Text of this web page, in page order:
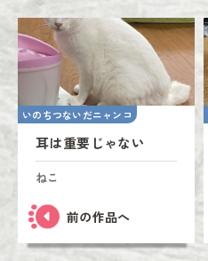
いのちつないだニャンコ
耳は重要じゃない
ねこ
前の作品へ